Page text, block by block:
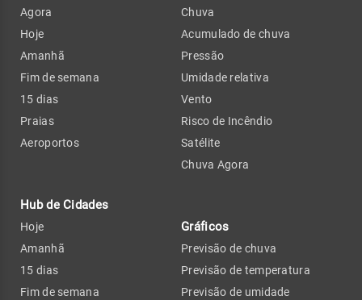
Agora
Hoje
Amanhã
Fim de semana
15 dias
Praias
Aeroportos
Hub de Cidades
Hoje
Amanhã
15 dias
Fim de semana
Chuva
Acumulado de chuva
Pressão
Umidade relativa
Vento
Risco de Incêndio
Satélite
Chuva Agora
Gráficos
Previsão de chuva
Previsão de temperatura
Previsão de umidade